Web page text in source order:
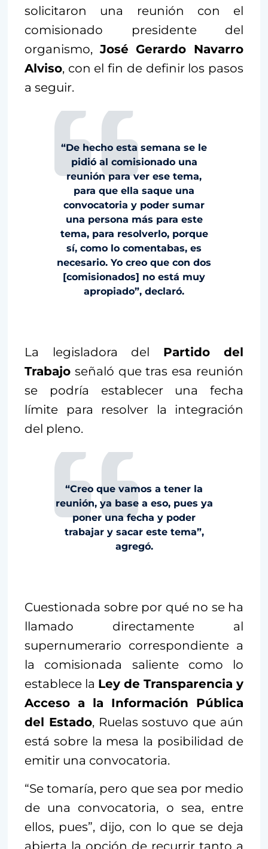
solicitaron una reunión con el
comisionado presidente del
organismo,José Gerardo Navarro
Alviso, con el fin de definir los pasos
a seguir.
“De hecho esta semana se le
pidió al comisionado una
reunión para ver ese tema,
para que ella saque una
convocatoria y poder sumar
una persona más para este
tema, para resolverlo, porque
sí, como lo comentabas, es
necesario. Yo creo que con dos
[comisionados] no está muy
apropiado”, declaró.
La legisladora del Partido del
Trabajo señaló que tras esa reunión
se podría establecer una fecha
límite para resolver la integración
del pleno.
“Creo que vamos a tener la
reunión, ya base a eso, pues ya
poner una fecha y poder
trabajar y sacar este tema”,
agregó.
Cuestionada sobre por qué no se ha
llamado directamente al
supernumerario correspondiente a
la comisionada saliente como lo
establece la Ley de Transparencia y
Acceso a la Información Pública
del Estado, Ruelas sostuvo que aún
está sobre la mesa la posibilidad de
emitir una convocatoria.
“Se tomaría, pero que sea por medio
de una convocatoria, o sea, entre
ellos, pues”, dijo, con lo que se deja